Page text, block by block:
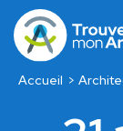
Accueil